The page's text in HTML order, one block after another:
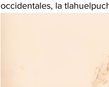
occidentales, la